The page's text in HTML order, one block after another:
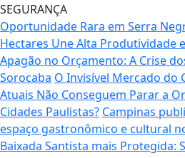
SEGURANÇA
Oportunidade Rara em Serra
Hectares Une Alta Produtividade
Apagão no Orçamento: A Crise
Sorocaba O Invisível Mercado do
Atuais Não Conseguem Parar a
Cidades Paulistas? Campinas
espaço gastronômico e cultural
Baixada Santista mais Protegida: